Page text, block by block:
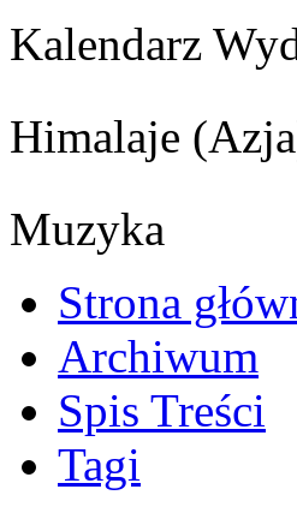
Kalendarz
Himalaje
Muzyka
Strona
Archiwum
Spis Treści
Tagi